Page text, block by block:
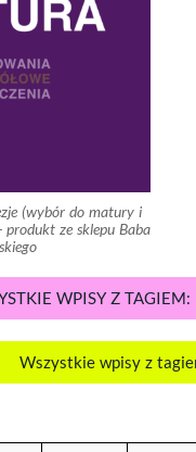
(wybór do matury i
produkt ze sklepu Baba
WPISY Z
Wszystkie wpisy z